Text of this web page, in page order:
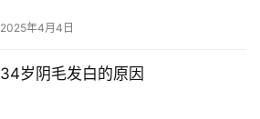
2025年4月4日
34岁阴毛发白的原因